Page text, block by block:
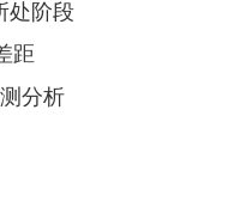
处阶段
距
分析